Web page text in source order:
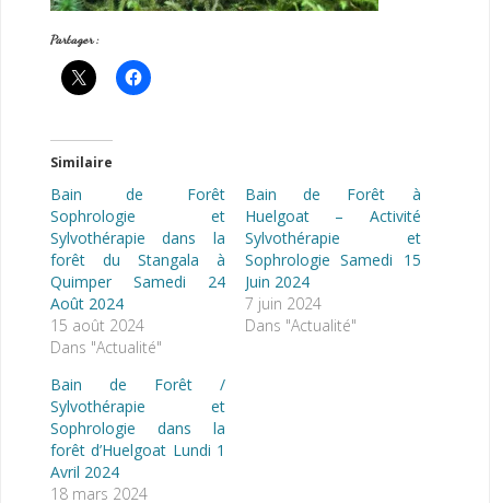
Partager :
Similaire
Bain de Forêt
Sophrologie et
Sylvothérapie dans la
forêt du Stangala à
Quimper Samedi 24
Août 2024
15 août 2024
Dans "Actualité"
Bain de Forêt à
Huelgoat – Activité
Sylvothérapie et
Sophrologie Samedi 15
Juin 2024
7 juin 2024
Dans "Actualité"
Bain de Forêt /
Sylvothérapie et
Sophrologie dans la
forêt d’Huelgoat Lundi 1
Avril 2024
18 mars 2024